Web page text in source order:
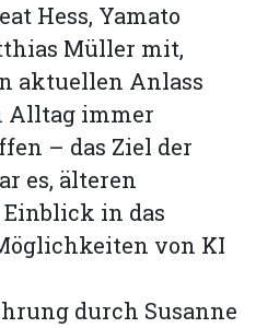
Hess, Yamato
Müller mit,
aktuellen Anlass
Alltag immer
– das Ziel der
es, älteren
in das
von KI
durch Susanne